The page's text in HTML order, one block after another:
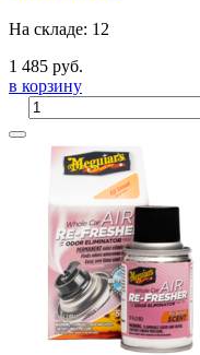
На складе: 12
1 485 руб.
в корзину